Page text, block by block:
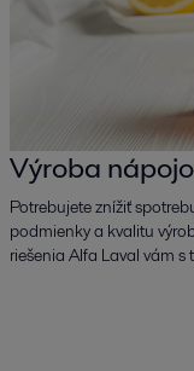
Výroba
Potrebujete znížiť
podmienky a kvalitu
riešenia Alfa Laval vám s